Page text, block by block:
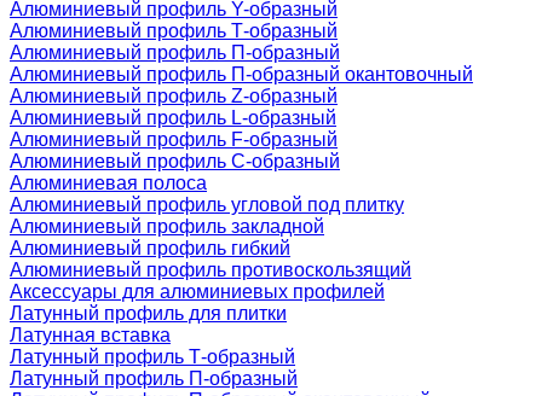
Алюминиевый профиль Y-образный
Алюминиевый профиль Т-образный
Алюминиевый профиль П-образный
Алюминиевый профиль П-образный окантовочный
Алюминиевый профиль Z-образный
Алюминиевый профиль L-образный
Алюминиевый профиль F-образный
Алюминиевый профиль C-образный
Алюминиевая полоса
Алюминиевый профиль угловой под плитку
Алюминиевый профиль закладной
Алюминиевый профиль гибкий
Алюминиевый профиль противоскользящий
Аксессуары для алюминиевых профилей
Латунный профиль для плитки
Латунная вставка
Латунный профиль Т-образный
Латунный профиль П-образный